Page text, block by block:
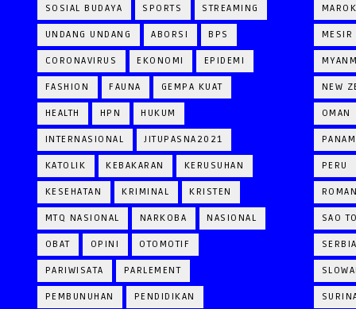
SOSIAL BUDAYA SPORTS STREAMING
UNDANG UNDANG ABORSI BPS
CORONAVIRUS EKONOMI EPIDEMI
FASHION FAUNA GEMPA KUAT
HEALTH HPN HUKUM
INTERNASIONAL JITUPASNA2021
KATOLIK KEBAKARAN KERUSUHAN
KESEHATAN KRIMINAL KRISTEN
MTQ NASIONAL NARKOBA NASIONAL
OBAT OPINI OTOMOTIF
PARIWISATA PARLEMENT
PEMBUNUHAN PENDIDIKAN
MESIR
NEW
OMAN
PERU
SAO